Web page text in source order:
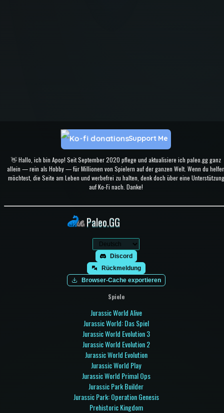
👋 Hallo, ich bin Apop! Seit September 2020 pflege und aktualisiere ich paleo.gg ganz
allein — rein als Hobby — für Millionen von Spielern auf der ganzen Welt. Wenn du
möchtest, die Seite am Leben und werbefrei zu halten, denk doch über eine Unterstützung
auf Ko-Fi nach. Danke!
Support Me
Paleo.GG
Discord
Rückmeldung
Browser-Cache exportieren
Spiele
Jurassic World Alive
Jurassic World: Das Spiel
Jurassic World Evolution 3
Jurassic World Evolution 2
Jurassic World Evolution
Jurassic World Play
Jurassic World Primal Ops
Jurassic Park Builder
Jurassic Park: Operation Genesis
Prehistoric Kingdom